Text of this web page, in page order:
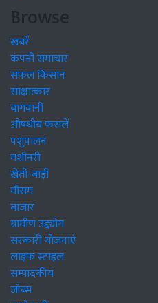
Browse
खबरें
कंपनी समाचार
सफल किसान
साक्षात्कार
बागवानी
औषधीय फसलें
पशुपालन
मशीनरी
खेती-बाड़ी
मौसम
बाजार
ग्रामीण उद्द्योग
सरकारी योजनाएं
लाइफ स्टाइल
सम्पादकीय
जॉब्स